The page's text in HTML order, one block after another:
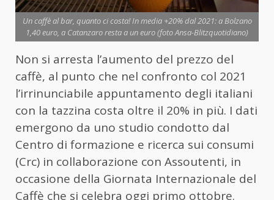
Un caffè al bar, quanto ci costa! In media +20% dal 2021: a Bolzano
1,40 euro, a Catanzaro resta a un euro (foto Ansa-Blitzquotidiano)
Non si arresta l’aumento del prezzo del
caffè, al punto che nel confronto col 2021
l’irrinunciabile appuntamento degli italiani
con la tazzina costa oltre il 20% in più. I dati
emergono da uno studio condotto dal
Centro di formazione e ricerca sui consumi
(Crc) in collaborazione con Assoutenti, in
occasione della Giornata Internazionale del
Caffè che si celebra oggi primo ottobre.